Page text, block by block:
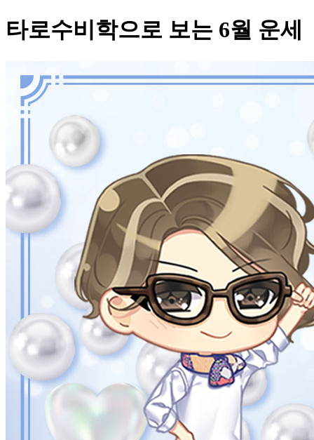
타로수비학으로 보는 6월 운세